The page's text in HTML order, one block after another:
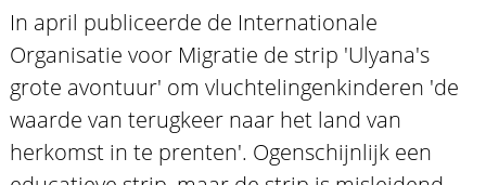
In april publiceerde de Internationale
Organisatie voor Migratie de strip 'Ulyana's
grote avontuur' om vluchtelingenkinderen 'de
waarde van terugkeer naar het land van
herkomst in te prenten'. Ogenschijnlijk een